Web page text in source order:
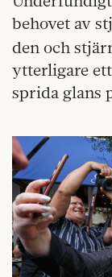
behovet av
den och
ytterligare
sprida glans